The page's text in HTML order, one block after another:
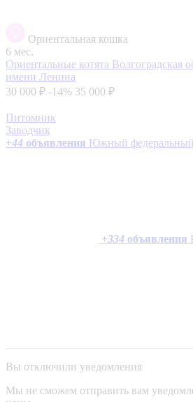
Ориентальная кошка
6 мес.
Ориентальные котята Волгоградская
имени Ленина
30 000 ₽ -14% 35 000 ₽
Питомник
Заводчик
+44 объявления Южный федеральный
+334 объявления
Вы отключили уведомления
Мы не сможем отправить вам